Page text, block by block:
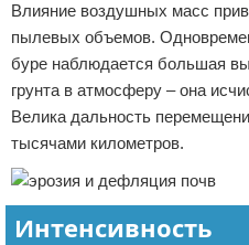
Влияние воздушных масс
пылевых объемов.
буре наблюдается большая
грунта в атмосферу – она
Велика дальность
тысячами километров.
Интенсивность